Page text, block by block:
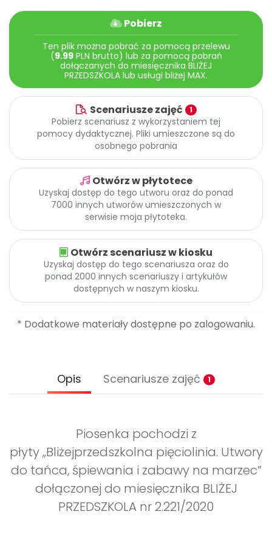
Pobierz
Ten plik można pobrać za pomocą przelewu
(9.99PLN brutto) lub za pomocą pobrań
dołączanych do miesięcznika BLIŻEJ
PRZEDSZKOLA lub usługi bliżej MAX.
Scenariusze zajęć 1
Pobierz scenariusz z wykorzystaniem tej
pomocy dydaktycznej. Pliki umieszczone są do
osobnego pobrania
Otwórz w płytotece
Uzyskaj dostęp do tego utworu oraz do ponad
7000 innych utworów umieszczonych w
serwisie moja płytoteka.
Otwórz scenariusz w kiosku
Uzyskaj dostęp do tego scenariusza oraz do
ponad 2000 innych scenariuszy i artykułów
dostępnych w naszym kiosku.
* Dodatkowe materiały dostępne po zalogowaniu.
Opis Scenariusze zajęć 1
Piosenka pochodzi z
płyty „Bliżejprzedszkolna pięciolinia. Utwory
do tańca, śpiewania i zabawy na marzec”
dołączonej do miesięcznika BLIŻEJ
PRZEDSZKOLA nr 2.221/2020